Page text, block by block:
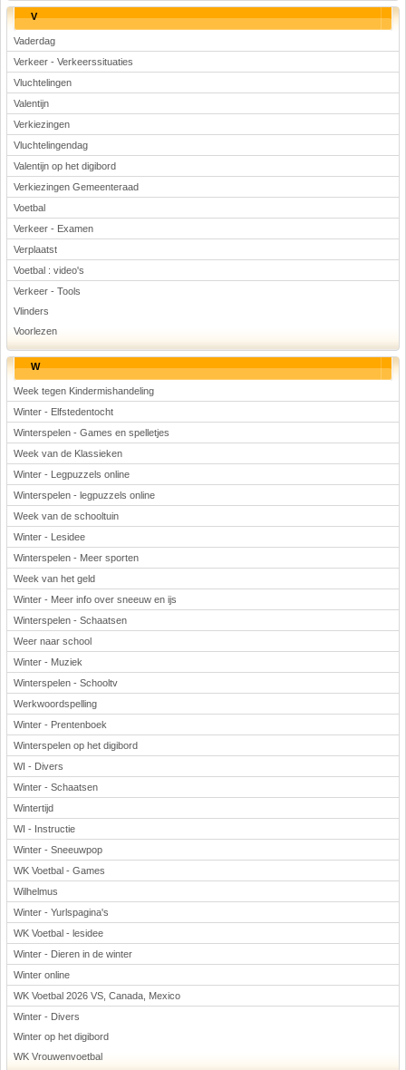
V
Vaderdag
Verkeer - Verkeerssituaties
Vluchtelingen
Valentijn
Verkiezingen
Vluchtelingendag
Valentijn op het digibord
Verkiezingen Gemeenteraad
Voetbal
Verkeer - Examen
Verplaatst
Voetbal : video's
Verkeer - Tools
Vlinders
Voorlezen
W
Week tegen Kindermishandeling
Winter - Elfstedentocht
Winterspelen - Games en spelletjes
Week van de Klassieken
Winter - Legpuzzels online
Winterspelen - legpuzzels online
Week van de schooltuin
Winter - Lesidee
Winterspelen - Meer sporten
Week van het geld
Winter - Meer info over sneeuw en ijs
Winterspelen - Schaatsen
Weer naar school
Winter - Muziek
Winterspelen - Schooltv
Werkwoordspelling
Winter - Prentenboek
Winterspelen op het digibord
WI - Divers
Winter - Schaatsen
Wintertijd
WI - Instructie
Winter - Sneeuwpop
WK Voetbal - Games
Wilhelmus
Winter - Yurlspagina's
WK Voetbal - lesidee
Winter - Dieren in de winter
Winter online
WK Voetbal 2026 VS, Canada, Mexico
Winter - Divers
Winter op het digibord
WK Vrouwenvoetbal